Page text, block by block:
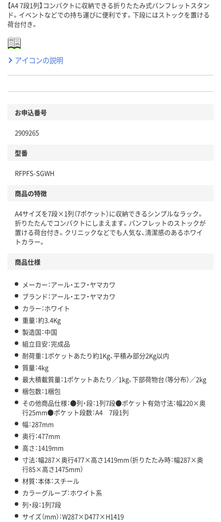
【A4 7段1列】コンパクトに収納できる折りたたみ式パンフレットスタン
ド。イベントなどでの持ち運びに便利です。下段にはストックを置ける
荷台付き。
アイコンの説明
お申込番号
2909265
型番
RFPFS-SGWH
商品の特徴
A4サイズを7段×1列（7ポケット）に収納できるシンプルなラック。
折りたたんでコンパクトにしまえます。パンフレットのストックが
置ける荷台付き。クリニックなどでも人気な、清潔感のあるホワイ
トカラー。
商品仕様
メーカー：アール・エフ・ヤマカワ
ブランド：アール・エフ・ヤマカワ
カラー：ホワイト
重量：約3.4Kg
製造国：中国
組立目安：完成品
耐荷重：1ポケットあたり約1Kg、平積み部分2Kg以内
質量：4kg
最大積載質量：1ポケットあたり／1kg、下部荷物台（等分布）／2kg
梱包数：1梱包
その他商品仕様：●列・段：1列7段●ポケット有効寸法：幅220×奥
行25mm●ポケット段数：A4 7段1列
幅：287mm
奥行：477mm
高さ：1419mm
寸法：幅287×奥行477×高さ1419mm（折りたたみ時：幅287×奥
行85×高さ1475mm）
材質：本体：スチール
カラーグループ：ホワイト系
列・段：1列7段
サイズ（mm）：W287×D477×H1419